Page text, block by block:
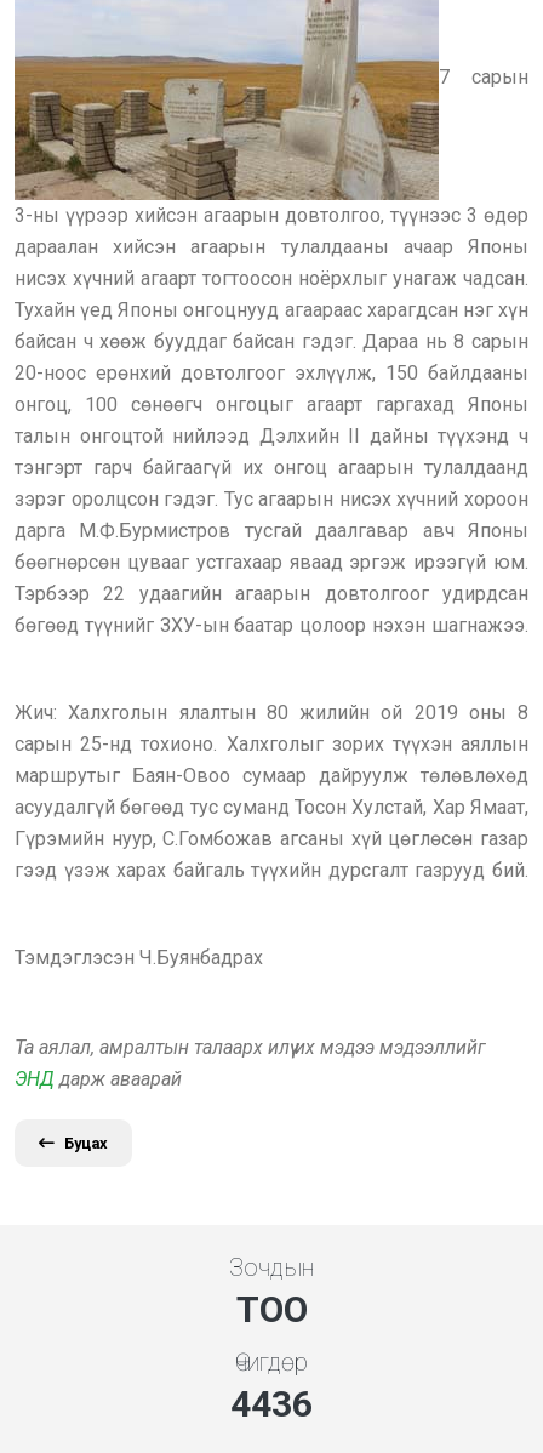
7 сарын
3-ны үүрээр хийсэн агаарын довтолгоо, түүнээс 3 өдөр
дараалан хийсэн агаарын тулалдааны ачаар Японы
нисэх хүчний агаарт тогтоосон ноёрхлыг унагаж чадсан.
Тухайн үед Японы онгоцнууд агаараас харагдсан нэг хүн
байсан ч хөөж бууддаг байсан гэдэг. Дараа нь 8 сарын
20-ноос ерөнхий довтолгоог эхлүүлж, 150 байлдааны
онгоц, 100 сөнөөгч онгоцыг агаарт гаргахад Японы
талын онгоцтой нийлээд Дэлхийн II дайны түүхэнд ч
тэнгэрт гарч байгаагүй их онгоц агаарын тулалдаанд
зэрэг оролцсон гэдэг. Тус агаарын нисэх хүчний хороон
дарга М.Ф.Бурмистров тусгай даалгавар авч Японы
бөөгнөрсөн цувааг устгахаар яваад эргэж ирээгүй юм.
Тэрбээр 22 удаагийн агаарын довтолгоог удирдсан
бөгөөд түүнийг ЗХУ-ын баатар цолоор нэхэн шагнажээ.
Жич: Халхголын ялалтын 80 жилийн ой 2019 оны 8
сарын 25-нд тохионо. Халхголыг зорих түүхэн аяллын
маршрутыг Баян-Овоо сумаар дайруулж төлөвлөхөд
асуудалгүй бөгөөд тус суманд Тосон Хулстай, Хар Ямаат,
Гүрэмийн нуур, С.Гомбожав агсаны хүй цөглөсөн газар
гээд үзэж харах байгаль түүхийн дурсгалт газрууд бий.
Тэмдэглэсэн Ч.Буянбадрах
Та аялал, амралтын талаарх илүү их мэдээ мэдээллийг
ЭНД дарж аваарай
Буцах
Зочдын
ТОО
Өчигдөр
5119